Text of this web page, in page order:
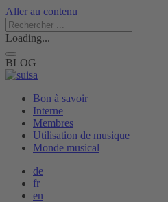
Aller au contenu
Loading...
BLOG
Bon à savoir
Interne
Membres
Utilisation de musique
Monde musical
de
fr
en